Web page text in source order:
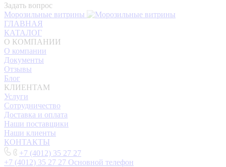
Задать вопрос
Морозильные витрины
ГЛАВНАЯ
КАТАЛОГ
О КОМПАНИИ
О компании
Документы
Отзывы
Блог
КЛИЕНТАМ
Услуги
Сотрудничество
Доставка и оплата
Наши поставщики
Наши клиенты
КОНТАКТЫ
+7 (4012) 35 27 27
+7 (4012) 35 27 27 Основной телефон